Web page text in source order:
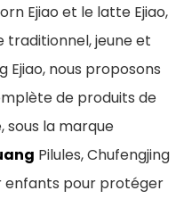
Ejiao et le latte Ejiao,
traditionnel, jeune et
Ejiao, nous proposons
de produits de
sous la marque
Pilules, Chufengjing
enfants pour protéger